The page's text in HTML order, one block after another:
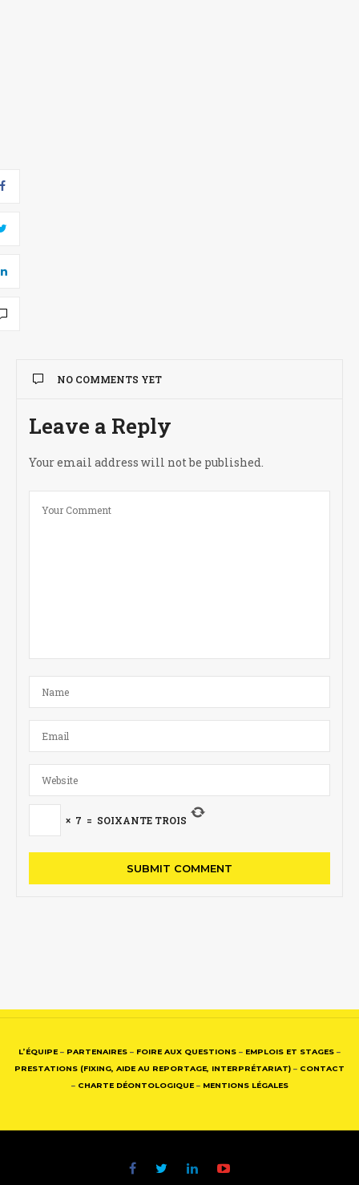
NO COMMENTS YET
Leave a Reply
Your email address will not be published.
× 7 = SOIXANTE TROIS
L’ÉQUIPE – PARTENAIRES – FOIRE AUX QUESTIONS – EMPLOIS ET STAGES –
PRESTATIONS (FIXING, AIDE AU REPORTAGE, INTERPRÉTARIAT) – CONTACT
– CHARTE DÉONTOLOGIQUE– MENTIONS LÉGALES